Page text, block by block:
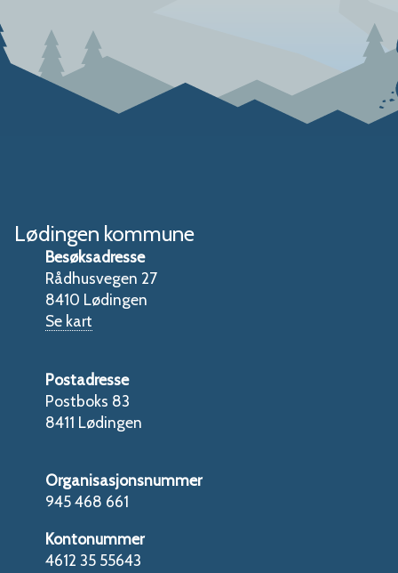
Lødingen kommune
Besøksadresse
Rådhusvegen 27
8410 Lødingen
Se kart
Postadresse
Postboks 83
8411 Lødingen
Organisasjonsnummer
945 468 661
Kontonummer
4612 35 55643